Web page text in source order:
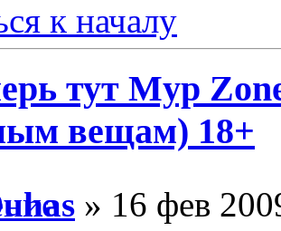
к началу
тут Myp
вещам) 18+
» 16 фев